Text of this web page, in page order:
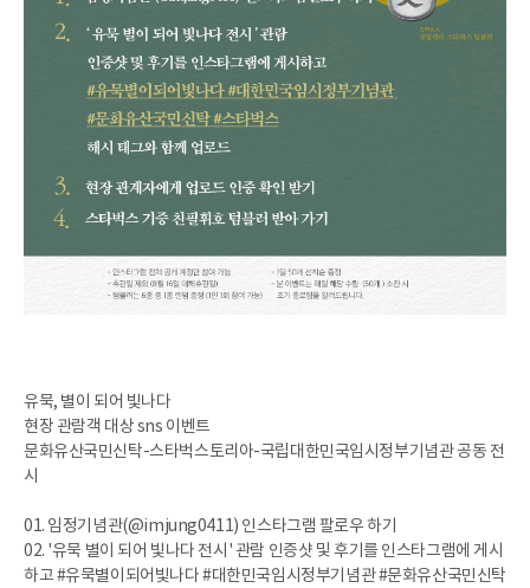
유묵, 별이 되어 빛나다
현장 관람객 대상 sns 이벤트
문화유산국민신탁-스타벅스토리아-국립대한민국임시정부기념관 공동 전
시
01. 임정기념관(@imjung0411) 인스타그램 팔로우 하기
02. '유묵 별이 되어 빛나다 전시' 관람 인증샷 및 후기를 인스타그램에 게시
하고 #유묵별이되어빛나다 #대한민국임시정부기념관 #문화유산국민신탁